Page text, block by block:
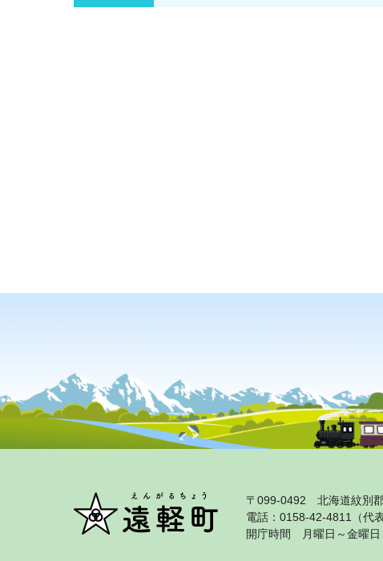
〒099‐0492 北海道紋別
電話：0158‐42‐4811（代
開庁時間 月曜日～金曜